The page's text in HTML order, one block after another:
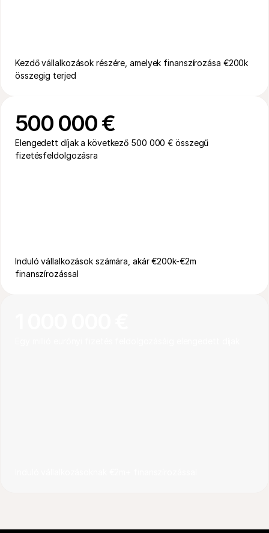
Kezdő vállalkozások részére, amelyek finanszírozása €200k
összegig terjed
500 000 €
Elengedett díjak a következő 500 000 € összegű
fizetésfeldolgozásra
Induló vállalkozások számára, akár €200k-€2m
finanszírozással